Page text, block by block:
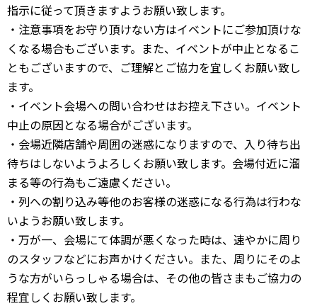
指示に従って頂きますようお願い致します。
・注意事項をお守り頂けない方はイベントにご参加頂けな
くなる場合もございます。また、イベントが中止となるこ
ともございますので、ご理解とご協力を宜しくお願い致し
ます。
・イベント会場への問い合わせはお控え下さい。イベント
中止の原因となる場合がございます。
・会場近隣店舗や周囲の迷惑になりますので、入り待ち出
待ちはしないようよろしくお願い致します。会場付近に溜
まる等の行為もご遠慮ください。
・列への割り込み等他のお客様の迷惑になる行為は行わな
いようお願い致します。
・万が一、会場にて体調が悪くなった時は、速やかに周り
のスタッフなどにお声かけください。また、周りにそのよ
うな方がいらっしゃる場合は、その他の皆さまもご協力の
程宜しくお願い致します。